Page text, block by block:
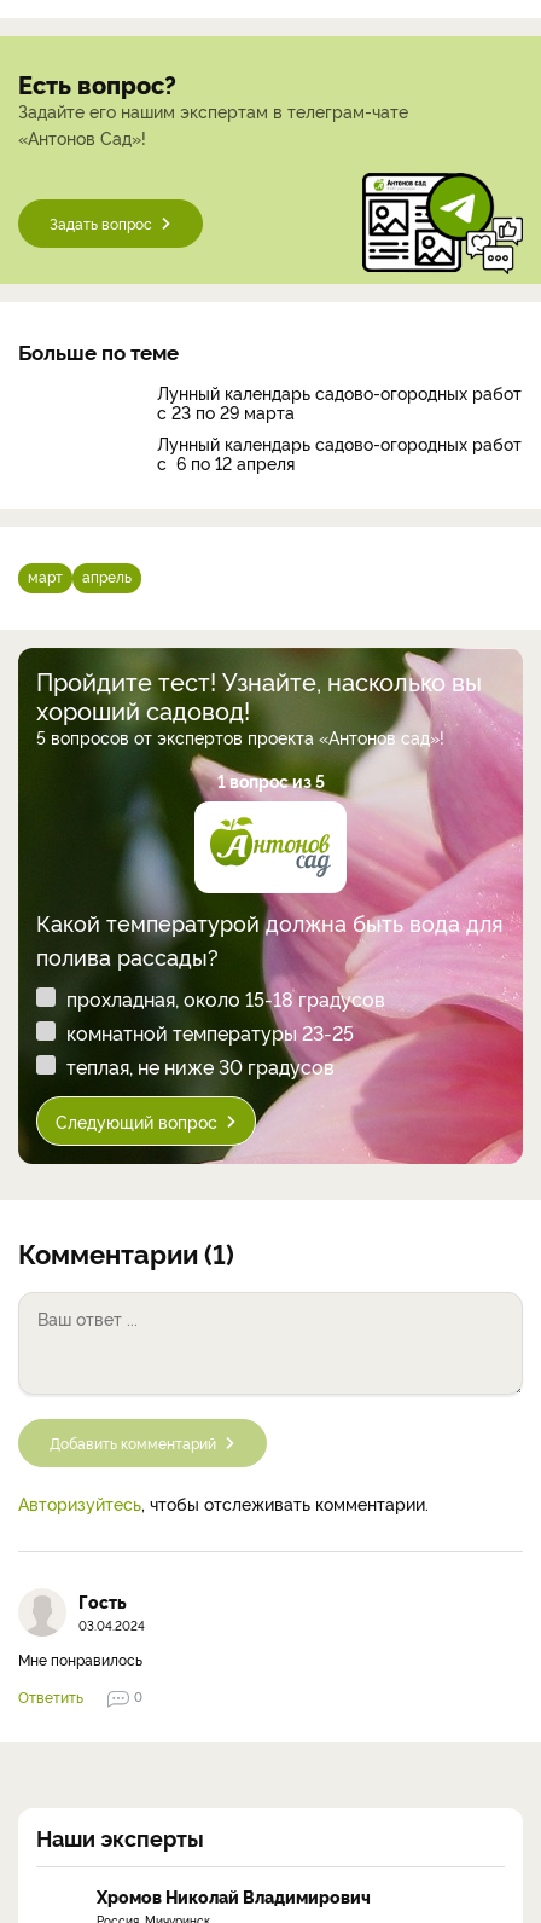
Есть вопрос?
Задайте его нашим экспертам в телеграм-чате
«Антонов Сад»!
Задать вопрос
Больше по теме
Лунный календарь садово-огородных работ
с 23 по 29 марта
Лунный календарь садово-огородных работ
с 6 по 12 апреля
март апрель
Пройдите тест! Узнайте, насколько вы
хороший садовод!
5 вопросов от экспертов проекта «Антонов сад»!
1 вопрос из 5
Какой температурой должна быть вода для
полива рассады?
прохладная, около 15-18 градусов
комнатной температуры 23-25
теплая, не ниже 30 градусов
Следующий вопрос
Комментарии (1)
Добавить комментарий
Авторизуйтесь, чтобы отслеживать комментарии.
Гость
03.04.2024
Мне понравилось
Ответить
0
Наши эксперты
Хромов Николай Владимирович